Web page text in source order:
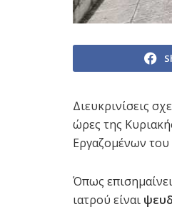
Διευκρινίσεις
ώρες της
Εργαζομένων του
Όπως
ιατρού είναι